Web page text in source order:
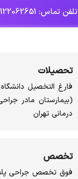
تلفن تماس: 02122062651
تحصیلات
(بیمارستان مادر
درمانی تهران
تخصص
فوق تخصص جراحی